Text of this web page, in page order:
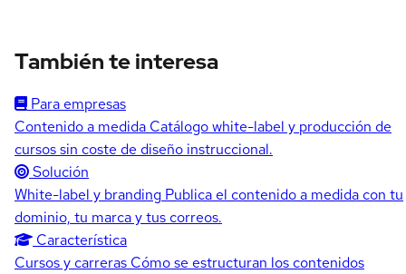
También te interesa
Para empresas
Contenido a medida Catálogo white-label y producción de
cursos sin coste de diseño instruccional.
Solución
White-label y branding Publica el contenido a medida con tu
dominio, tu marca y tus correos.
Característica
Cursos y carreras Cómo se estructuran los contenidos